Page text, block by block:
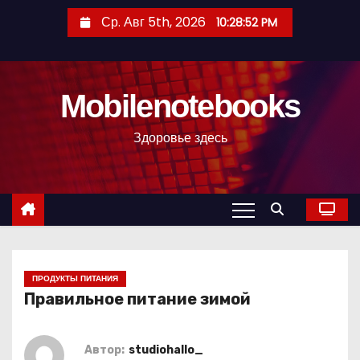
с
Ср. Авг 5th, 2026 10:28:54 PM
Mobilenotebooks
Здоровье здесь
ПРОДУКТЫ ПИТАНИЯ
Правильное питание зимой
Автор: studiohallo_